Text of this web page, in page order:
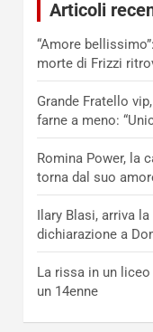
Articoli
“Amore
morte di Frizzi
Grande Fratello
farne a meno:
Romina Power, la
torna dal suo
Ilary Blasi, arriva
dichiarazione a
La rissa in un
un 14enne